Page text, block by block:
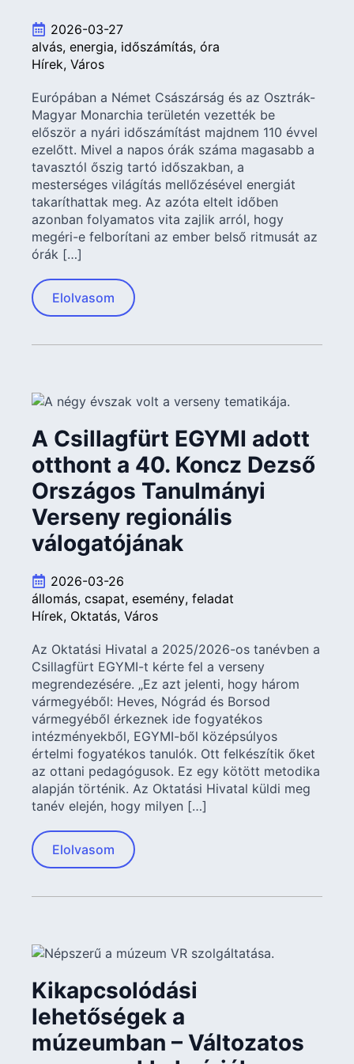
2026-03-27
alvás energia időszámítás óra
Hírek Város
Európában a Német Császárság és az Osztrák-
Magyar Monarchia területén vezették be
először a nyári időszámítást majdnem 110 évvel
ezelőtt. Mivel a napos órák száma magasabb a
tavasztól őszig tartó időszakban, a
mesterséges világítás mellőzésével energiát
takaríthattak meg. Az azóta eltelt időben
azonban folyamatos vita zajlik arról, hogy
megéri-e felborítani az ember belső ritmusát az
órák […]
Elolvasom
A Csillagfürt EGYMI adott
otthont a 40. Koncz Dezső
Országos Tanulmányi
Verseny regionális
válogatójának
2026-03-26
állomás csapat esemény feladat
Hírek Oktatás Város
Az Oktatási Hivatal a 2025/2026-os tanévben a
Csillagfürt EGYMI-t kérte fel a verseny
megrendezésére. „Ez azt jelenti, hogy három
vármegyéből: Heves, Nógrád és Borsod
vármegyéből érkeznek ide fogyatékos
intézményekből, EGYMI-ből középsúlyos
értelmi fogyatékos tanulók. Ott felkészítik őket
az ottani pedagógusok. Ez egy kötött metodika
alapján történik. Az Oktatási Hivatal küldi meg
tanév elején, hogy milyen […]
Elolvasom
Kikapcsolódási
lehetőségek a
múzeumban – Változatos